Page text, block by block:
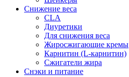
Снижение веса
CLA
Диуретики
Для снижения веса
Жиросжигающие кремы
Карнитин (L-карнитин)
Сжигатели жира
Снэки и питание